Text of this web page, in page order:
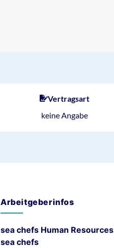
Vertragsart
keine Angabe
Arbeitgeberinfos
sea chefs Human
sea chefs